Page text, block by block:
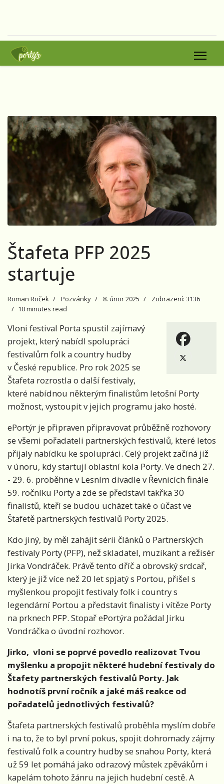
Štafeta PFP 2025
startuje
Roman Roček Pozvánky 8. únor 2025
Zobrazení: 3136
10 minutes read
Vloni festival Porta spustil zajímavý
projekt, který nabídl spolupráci
festivalům folk a country hudby
v České republice. Pro rok 2025 se
Štafeta rozrostla o další festivaly,
které nabídnou některým finalistům letošní Porty
možnost, vystoupit v jejich programu jako hosté.
ePortýr je připraven připravovat průběžně rozhovory
se všemi pořadateli partnerských festivalů, které letos
přijaly nabídku ke spolupráci. Celý projekt začíná již
v únoru, kdy startují oblastní kola Porty. Ve dnech 27.
- 29. 6. proběhne v Lesním divadle v Řevnicích finále
59. ročníku Porty a zde se představí takřka 30
finalistů, kteří se budou ucházet také o účast ve
Štafetě partnerských festivalů Porty 2025.
Kdo jiný, by měl zahájit sérii článků o Partnerských
festivaly Porty (PFP), než skladatel, muzikant a režisér
Jirka Vondráček. Právě tento dříč a obrovský srdcař,
který je již více než 20 let spjatý s Portou, přišel s
myšlenkou propojit festivaly folk i country s
legendární Portou a představit finalisty i vítěze Porty
na prknech PFP. Stopař ePortýra požádal Jirku
Vondráčka o úvodní rozhovor.
Jirko, vloni se poprvé povedlo realizovat Tvou
myšlenku a propojit některé hudební festivaly do
Štafety partnerských festivalů Porty. Jak
hodnotíš první ročník a jaké máš reakce od
pořadatelů jednotlivých festivalů?
Štafeta partnerských festivalů proběhla myslím dobře
i na to, že to byl první pokus, spojit dohromady zájmy
festivalů folk a country hudby se snahou Porty, která
už 59 let pomáhá jako odrazový můstek zpěvákům i
kapelám tohoto žánru na jejich hudební cestě. A